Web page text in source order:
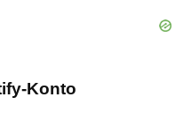
Konto